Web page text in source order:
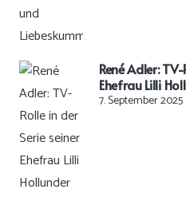
René Adler:
Ehefrau Lilli
7. September 2025